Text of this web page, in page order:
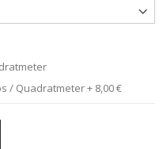
/ Quadratmeter+ 8,00 €